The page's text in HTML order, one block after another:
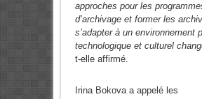
approches pour les
d’archivage et former les
s’adapter à un environnement
technologique et culturel
t-elle affirmé.
Irina Bokova a appelé les